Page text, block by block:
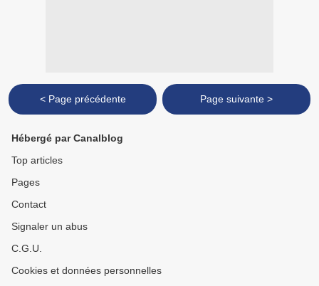
< Page précédente Page suivante >
Hébergé par Canalblog
Top articles
Pages
Contact
Signaler un abus
C.G.U.
Cookies et données personnelles